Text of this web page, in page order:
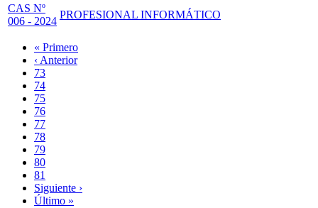
CAS Nº
006 - 2024
PROFESIONAL INFORMÁTICO
Paginación
Primera
página
« Primero
Página
anterior
‹ Anterior
Page
73
Page
74
Page
75
Page
76
Página
actual
77
Page
78
Page
79
Page
80
Page
81
Siguiente
página
Siguiente ›
Última
Último »